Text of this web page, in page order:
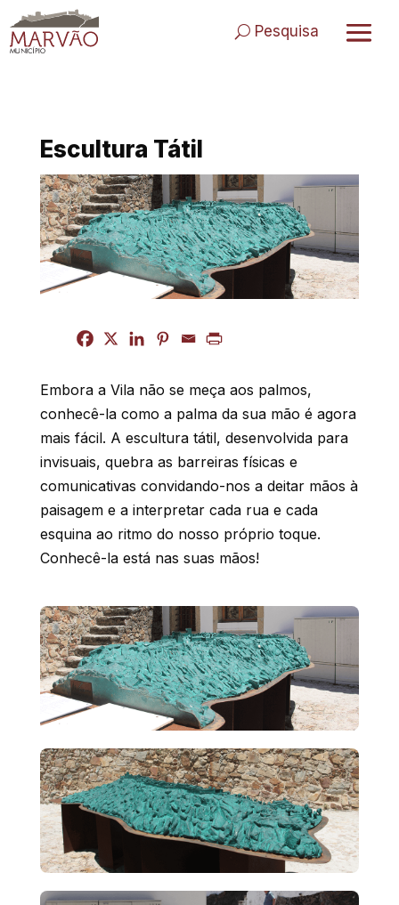
to
content
Pesquisa
Escultura Tátil
Embora a Vila não se meça aos palmos,
conhecê-la como a palma da sua mão é agora
mais fácil. A escultura tátil, desenvolvida para
invisuais, quebra as barreiras físicas e
comunicativas convidando-nos a deitar mãos à
paisagem e a interpretar cada rua e cada
esquina ao ritmo do nosso próprio toque.
Conhecê-la está nas suas mãos!